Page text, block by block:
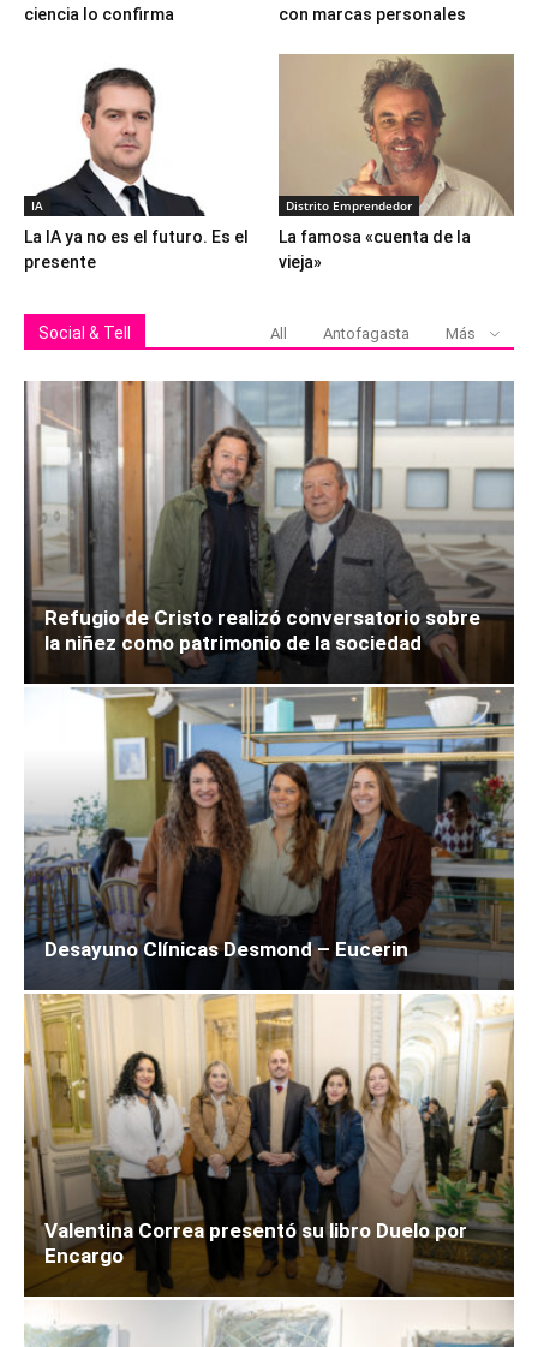
ciencia lo confirma
con marcas personales
IA
La IA ya no es el futuro. Es el
presente
Distrito Emprendedor
La famosa «cuenta de la
vieja»
Social & Tell All Antofagasta Más
Refugio de Cristo realizó conversatorio sobre
la niñez como patrimonio de la sociedad
Desayuno Clínicas Desmond – Eucerin
Valentina Correa presentó su libro Duelo por
Encargo